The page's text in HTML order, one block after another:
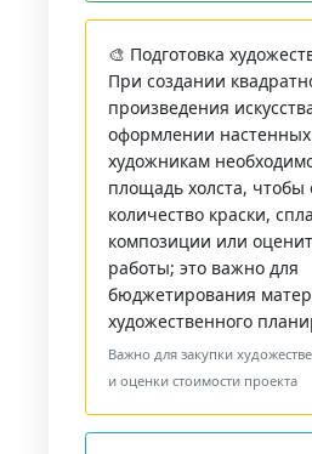
🎨 Подготовка
При создании
произведения
оформлении
художникам
площадь холста, чтобы
количество краски,
композиции или
работы; это важно для
бюджетирования
художественного
Важно для закупки
и оценки стоимости проекта